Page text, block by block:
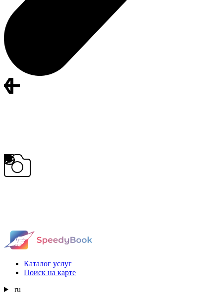
Каталог услуг
Поиск на карте
ru